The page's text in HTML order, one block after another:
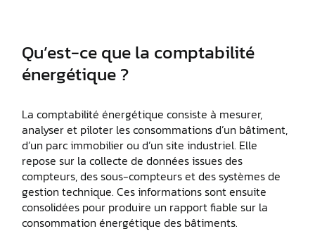
Qu’est-ce que la comptabilité
énergétique ?
La comptabilité énergétique consiste à mesurer,
analyser et piloter les consommations d’un bâtiment,
d’un parc immobilier ou d’un site industriel. Elle
repose sur la collecte de données issues des
compteurs, des sous-compteurs et des systèmes de
gestion technique. Ces informations sont ensuite
consolidées pour produire un rapport fiable sur la
consommation énergétique des bâtiments.